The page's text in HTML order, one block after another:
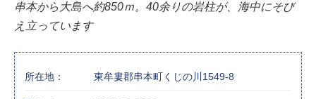
串本から大島へ約850ｍ。40余りの岩柱が、海中にそび
え立っています
所在地： 東牟婁郡串本町くじの川1549-8